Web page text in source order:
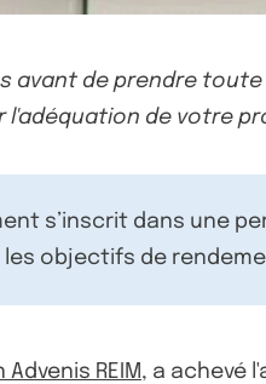
avant de prendre
l'adéquation de votre
s’inscrit dans une
objectifs de
REIM, a achevé